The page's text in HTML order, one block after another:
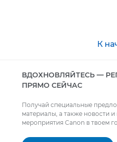
К
ВДОХНОВЛЯЙТЕСЬ —
ПРЯМО СЕЙЧАС
Получай специальные
материалы, а также новости
мероприятия Canon в твоем